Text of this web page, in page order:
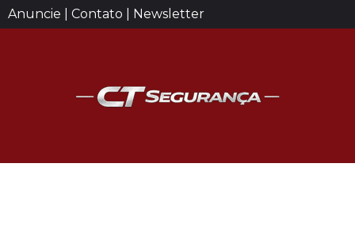
Anuncie | Contato | Newsletter